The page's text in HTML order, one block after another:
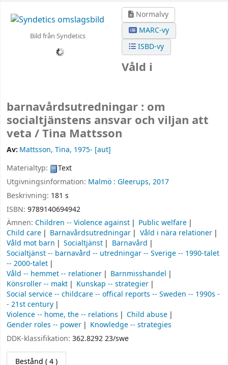
Bild från Syndetics
Normalvy
MARC-vy
ISBD-vy
Våld i
barnavårdsutredningar : om
socialtjänstens ansvar och viljan att
veta /Tina Mattsson
Av: Mattsson, Tina, 1975- [aut]
Materialtyp:
Text
Utgivningsinformation: Malmö : Gleerups, 2017
Beskrivning: 181 s
ISBN: 9789140694942
Ämnen: Children -- Violence against
Public welfare
Child care
Barnavårdsutredningar
Våld i nära relationer
Våld mot barn
Socialtjänst
Barnavård
Socialtjänst -- barnavård -- utredningar -- Sverige -- 1990-talet
-- 2000-talet
Våld -- hemmet -- relationer
Barnmisshandel
Könsroller -- makt
Kunskap -- strategier
Social service -- childcare -- offical reports -- Sweden -- 1990s -
- 21st century
Violence -- home, the -- relations
Child abuse
Gender roles -- power
Knowledge -- strategies
DDK-klassifikation: 362.8292 23/swe
Bestånd ( 4 )